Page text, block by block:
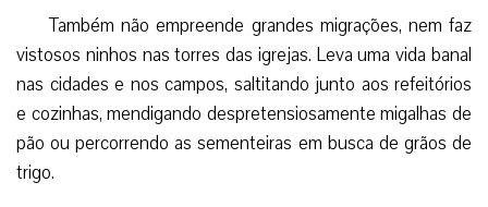
Também não empreende grandes migrações, nem faz
vistosos ninhos nas torres das igrejas. Leva uma vida banal
nas cidades e nos campos, saltitando junto aos refeitórios
e cozinhas, mendigando despretensiosamente migalhas de
pão ou percorrendo as sementeiras em busca de grãos de
trigo.